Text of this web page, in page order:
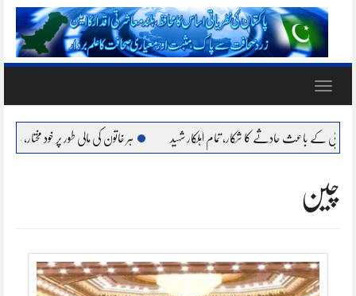
Toggle
حادثے کا شکار، تمام اہلکار شہید ہر خاتون کی مالی طور پر خود مختار، بااحتیار بنانا ہمارا عزم :
چین